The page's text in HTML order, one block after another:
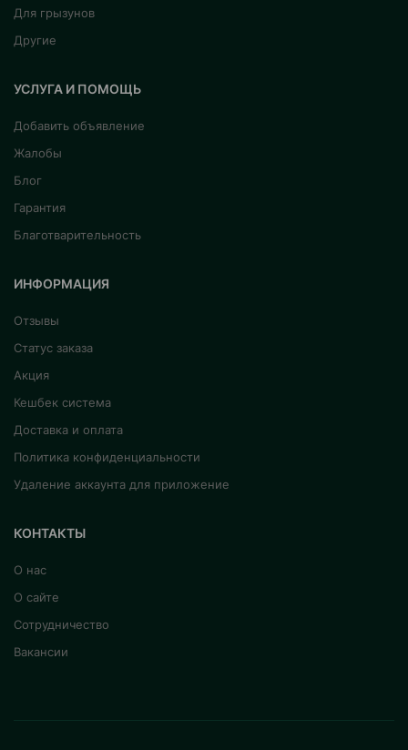
Для грызунов
Другие
УСЛУГА И ПОМОЩЬ
Добавить объявление
Жалобы
Блог
Гарантия
Благотварительность
ИНФОРМАЦИЯ
Отзывы
Статус заказа
Акция
Кешбек система
Доставка и оплата
Политика конфиденциальности
Удаление аккаунта для приложение
КОНТАКТЫ
О нас
О сайте
Сотрудничество
Вакансии